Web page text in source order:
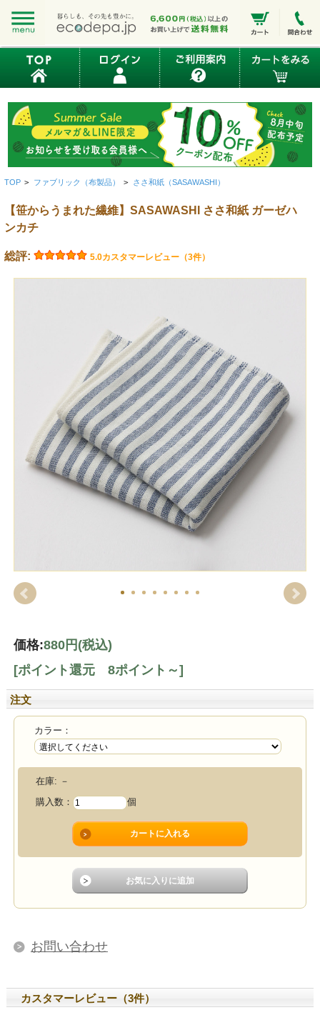
TOP > ファブリック（布製品） > ささ和紙（SASAWASHI）
【笹からうまれた繊維】SASAWASHI ささ和紙 ガーゼハ
ンカチ
総評: 5.0カスタマーレビュー（3件）
価格:880円 (税込)
[ポイント還元 8ポイント～]
注文
カラー：
在庫: －
購入数：
個
お問い合わせ
カスタマーレビュー（3件）